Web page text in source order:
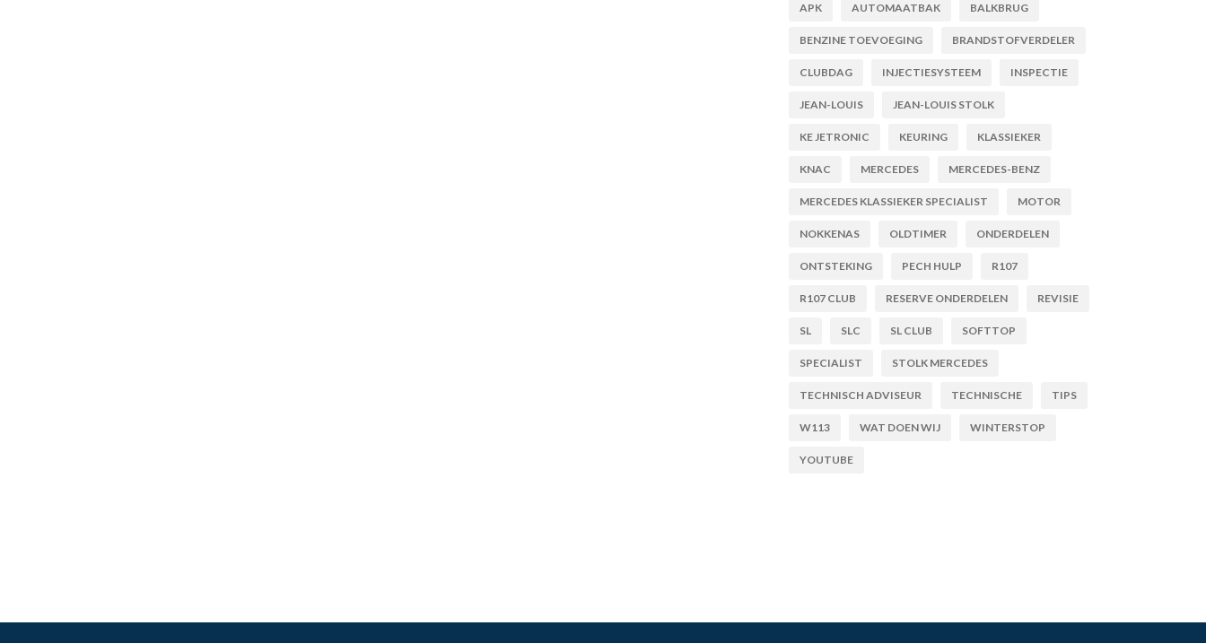
APK AUTOMAATBAK BALKBRUG
BENZINE TOEVOEGING BRANDSTOFVERDELER
CLUBDAG INJECTIESYSTEEM INSPECTIE
JEAN-LOUIS JEAN-LOUIS STOLK
KE JETRONIC KEURING KLASSIEKER
KNAC MERCEDES MERCEDES-BENZ
MERCEDES KLASSIEKER SPECIALIST MOTOR
NOKKENAS OLDTIMER ONDERDELEN
ONTSTEKING PECH HULP R107
R107 CLUB RESERVE ONDERDELEN REVISIE
SL SLC SL CLUB SOFTTOP
SPECIALIST STOLK MERCEDES
TECHNISCH ADVISEUR TECHNISCHE TIPS
W113 WAT DOEN WIJ WINTERSTOP
YOUTUBE